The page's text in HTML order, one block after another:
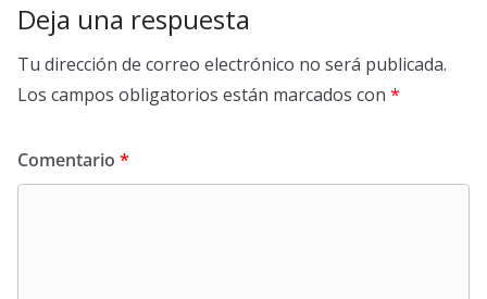
Deja una respuesta
Tu dirección de correo electrónico no será publicada.
Los campos obligatorios están marcados con *
Comentario *